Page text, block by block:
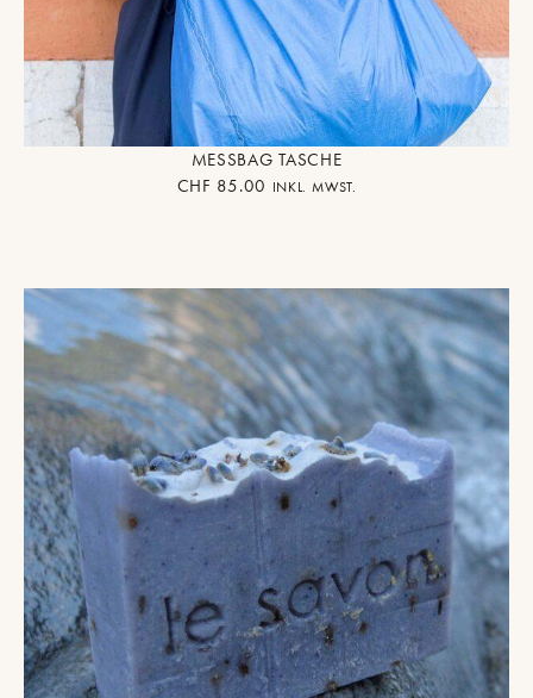
MESSBAG TASCHE
CHF 85.00 INKL. MWST.